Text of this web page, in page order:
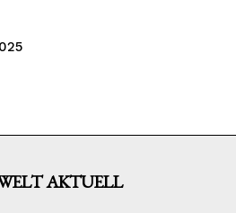
AKTUELL